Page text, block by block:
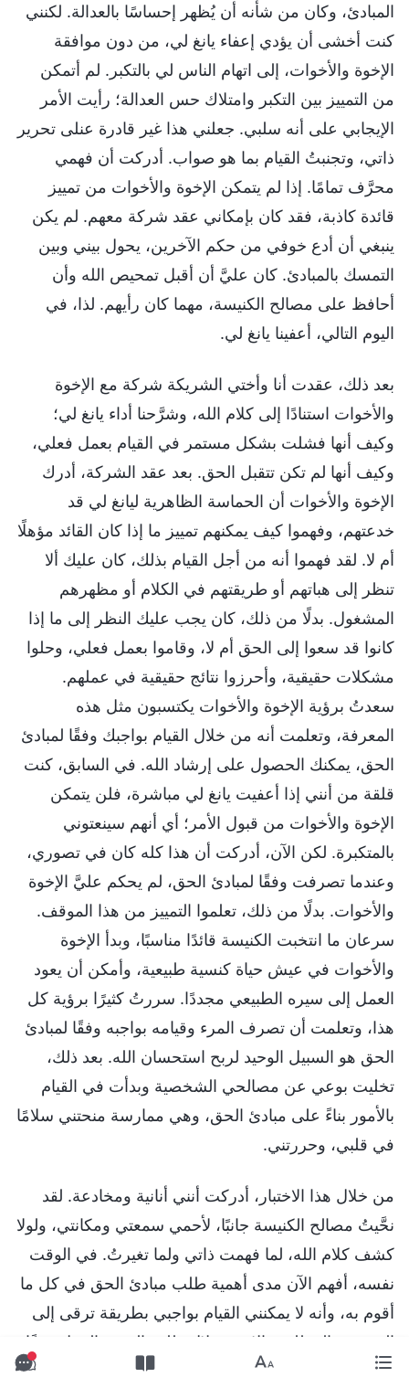
المبادئ، وكان من شأنه أن يُظهر إحساسًا بالعدالة. لكنني
كنت أخشى أن يؤدي إعفاء يانغ لي، من دون موافقة
الإخوة والأخوات، إلى اتهام الناس لي بالتكبر. لم أتمكن
من التمييز بين التكبر وامتلاك حس العدالة؛ رأيت الأمر
الإيجابي على أنه سلبي. جعلني هذا غير قادرة عنلى تحرير
ذاتي، وتجنبتُ القيام بما هو صواب. أدركت أن فهمي
محرَّف تمامًا. إذا لم يتمكن الإخوة والأخوات من تمييز
قائدة كاذبة، فقد كان بإمكاني عقد شركة معهم. لم يكن
ينبغي أن أدع خوفي من حكم الآخرين، يحول بيني وبين
التمسك بالمبادئ. كان عليَّ أن أقبل تمحيص الله وأن
أحافظ على مصالح الكنيسة، مهما كان رأيهم. لذا، في
اليوم التالي، أعفينا يانغ لي.
بعد ذلك، عقدت أنا وأختي الشريكة شركة مع الإخوة
والأخوات استنادًا إلى كلام الله، وشرَّحنا أداء يانغ لي؛
وكيف أنها فشلت بشكل مستمر في القيام بعمل فعلي،
وكيف أنها لم تكن تتقبل الحق. بعد عقد الشركة، أدرك
الإخوة والأخوات أن الحماسة الظاهرية ليانغ لي قد
خدعتهم، وفهموا كيف يمكنهم تمييز ما إذا كان القائد مؤهلًا
أم لا. لقد فهموا أنه من أجل القيام بذلك، كان عليك ألا
تنظر إلى هباتهم أو طريقتهم في الكلام أو مظهرهم
المشغول. بدلًا من ذلك، كان يجب عليك النظر إلى ما إذا
كانوا قد سعوا إلى الحق أم لا، وقاموا بعمل فعلي، وحلوا
مشكلات حقيقية، وأحرزوا نتائج حقيقية في عملهم.
سعدتُ برؤية الإخوة والأخوات يكتسبون مثل هذه
المعرفة، وتعلمت أنه من خلال القيام بواجبك وفقًا لمبادئ
الحق، يمكنك الحصول على إرشاد الله. في السابق، كنت
قلقة من أنني إذا أعفيت يانغ لي مباشرة، فلن يتمكن
الإخوة والأخوات من قبول الأمر؛ أي أنهم سينعتوني
بالمتكبرة. لكن الآن، أدركت أن هذا كله كان في تصوري،
وعندما تصرفت وفقًا لمبادئ الحق، لم يحكم عليَّ الإخوة
والأخوات. بدلًا من ذلك، تعلموا التمييز من هذا الموقف.
سرعان ما انتخبت الكنيسة قائدًا مناسبًا، وبدأ الإخوة
والأخوات في عيش حياة كنسية طبيعية، وأمكن أن يعود
العمل إلى سيره الطبيعي مجددًا. سررتُ كثيرًا برؤية كل
هذا، وتعلمت أن تصرف المرء وقيامه بواجبه وفقًا لمبادئ
الحق هو السبيل الوحيد لربح استحسان الله. بعد ذلك،
تخليت بوعي عن مصالحي الشخصية وبدأت في القيام
بالأمور بناءً على مبادئ الحق، وهي ممارسة منحتني سلامًا
في قلبي، وحررتني.
من خلال هذا الاختبار، أدركت أنني أنانية ومخادعة. لقد
نحَّيتُ مصالح الكنيسة جانبًا، لأحمي سمعتي ومكانتي، ولولا
كشف كلام الله، لما فهمت ذاتي ولما تغيرتُ. في الوقت
نفسه، أفهم الآن مدى أهمية طلب مبادئ الحق في كل ما
أقوم به، وأنه لا يمكنني القيام بواجبي بطريقة ترقى إلى
المستوى المطلوب إلا من خلال طلب الحق والعمل وفقًا
للمبادئ.